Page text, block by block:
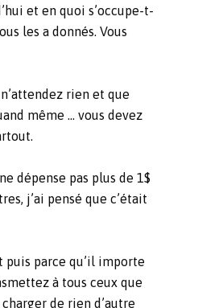
et en quoi s’occupe-t-
les a donnés. Vous
rien et que
même … vous devez
dépense pas plus de 1$
j’ai pensé que c’était
puis parce qu’il importe
à tous ceux que
de rien d’autre